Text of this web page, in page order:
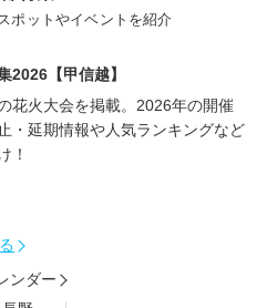
ポットやイベントを紹介
2026【甲信越】
花火大会を掲載。2026年の開催
・延期情報や人気ランキングなど
！
ンダー